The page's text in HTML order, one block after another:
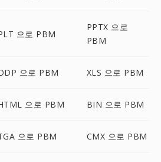
으로 PBM
PPTX 으로
PBM
으로 PBM XLS 으로 PBM
으로 PBM BIN 으로 PBM
으로 PBM CMX 으로 PBM